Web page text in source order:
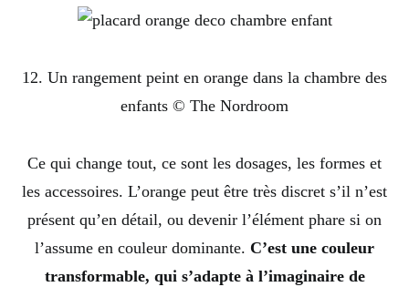
12. Un rangement peint en orange dans la chambre des
enfants © The Nordroom
Ce qui change tout, ce sont les dosages, les formes et
les accessoires. L’orange peut être très discret s’il n’est
présent qu’en détail, ou devenir l’élément phare si on
l’assume en couleur dominante. C’est une couleur
transformable, qui s’adapte à l’imaginaire de